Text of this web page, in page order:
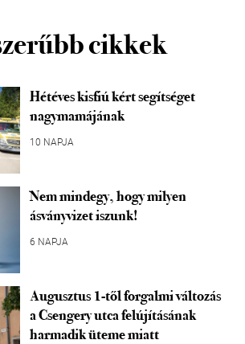
cikkek
Hétéves kisfiú kért segítséget
nagymamájának
10 NAPJA
Nem mindegy, hogy milyen
ásványvizet iszunk!
6 NAPJA
Augusztus 1-től forgalmi változás
a Csengery utca felújításának
harmadik üteme miatt